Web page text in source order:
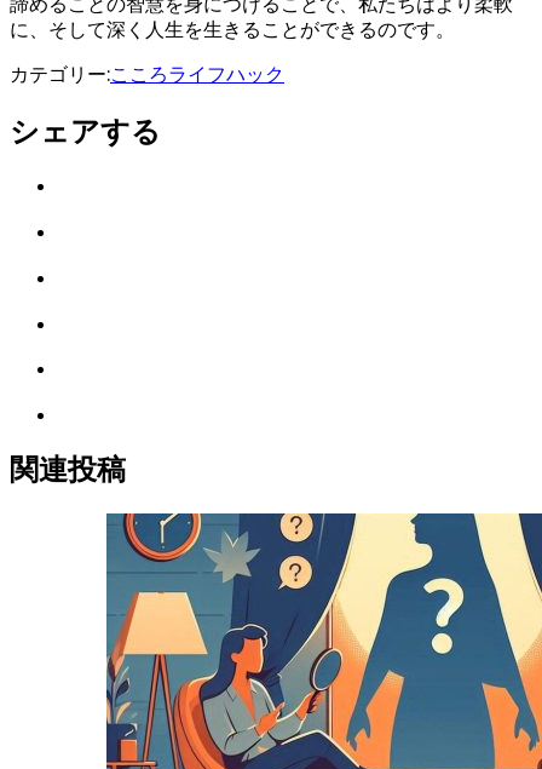
に、そして深く人生を生きることができるのです。
カテゴリー:こころライフハック
シェアする
に
保
購
読
関連投稿